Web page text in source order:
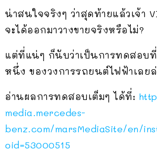
น่าสนใจจริงๆ ว่าสุดท้ายแล้วเจ้า
จะได้ออกมาวางขายจริงหรือไม่?
แต่ที่แน่ๆ ก็นับว่าเป็นการทดสอบ
หนึ่ง ของวงการรถยนต์ไฟฟ้าเลยล่
อ่านผลการทดสอบเต็มๆ ได้ที่:
media.mercedes-
benz.com/marsMediaSite/en/
oid=53000515